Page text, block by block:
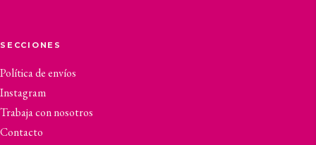
SECCIONES
Política de envíos
Instagram
Trabaja con nosotros
Contacto